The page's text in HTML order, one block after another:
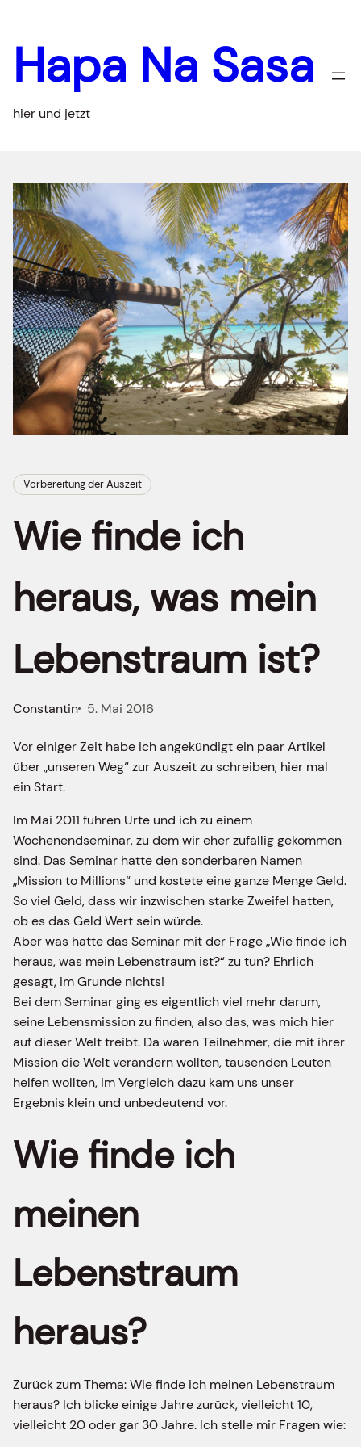
springen
Hapa Na Sasa
hier und jetzt
Vorbereitung der Auszeit
Wie finde ich
heraus, was mein
Lebenstraum ist?
Constantin 5. Mai 2016
Vor einiger Zeit habe ich angekündigt ein paar Artikel
über „unseren Weg“ zur Auszeit zu schreiben, hier mal
ein Start.
Im Mai 2011 fuhren Urte und ich zu einem
Wochenendseminar, zu dem wir eher zufällig gekommen
sind. Das Seminar hatte den sonderbaren Namen
„Mission to Millions“ und kostete eine ganze Menge Geld.
So viel Geld, dass wir inzwischen starke Zweifel hatten,
ob es das Geld Wert sein würde.
Aber was hatte das Seminar mit der Frage „Wie finde ich
heraus, was mein Lebenstraum ist?“ zu tun? Ehrlich
gesagt, im Grunde nichts!
Bei dem Seminar ging es eigentlich viel mehr darum,
seine Lebensmission zu finden, also das, was mich hier
auf dieser Welt treibt. Da waren Teilnehmer, die mit ihrer
Mission die Welt verändern wollten, tausenden Leuten
helfen wollten, im Vergleich dazu kam uns unser
Ergebnis klein und unbedeutend vor.
Wie finde ich
meinen
Lebenstraum
heraus?
Zurück zum Thema: Wie finde ich meinen Lebenstraum
heraus? Ich blicke einige Jahre zurück, vielleicht 10,
vielleicht 20 oder gar 30 Jahre. Ich stelle mir Fragen wie: